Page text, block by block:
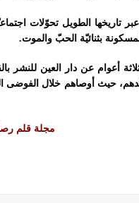
تاريخها الطويل تحوّلات
بثنائيّة الحبّ والموت.
أشقاء لدفن والدهم، حيث أوصاهم خلال
مجلة قلم